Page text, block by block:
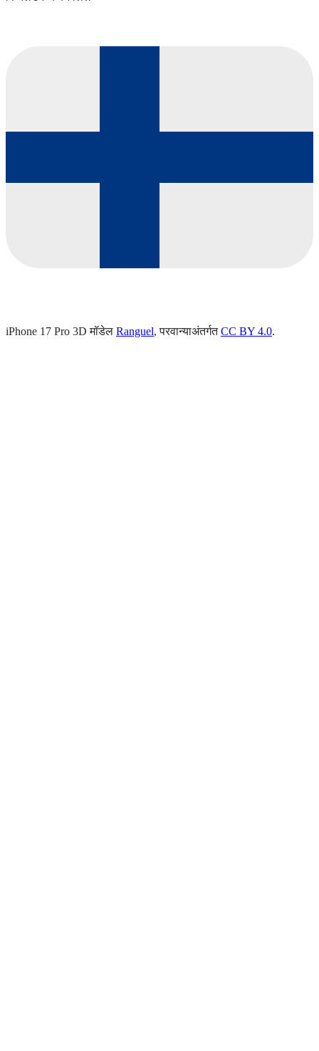
iPhone 17 Pro 3D मॉडेल Ranguel, परवान्याअंतर्गतCC BY 4.0.